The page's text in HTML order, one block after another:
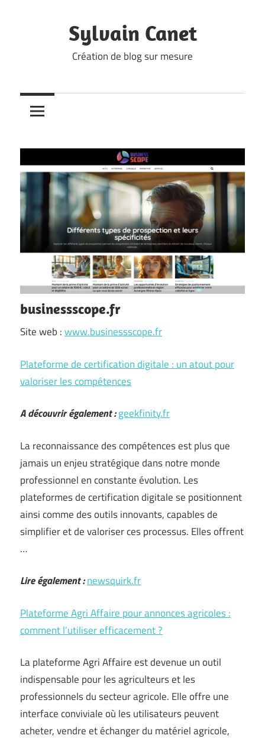
Sylvain Canet
Création de blog sur mesure
businessscope.fr
Site web :www.businessscope.fr
Plateforme de certification digitale : un atout pour
valoriser les compétences
A découvrir également :geekfinity.fr
La reconnaissance des compétences est plus que
jamais un enjeu stratégique dans notre monde
professionnel en constante évolution. Les
plateformes de certification digitale se positionnent
ainsi comme des outils innovants, capables de
simplifier et de valoriser ces processus. Elles offrent
…
Lire également :newsquirk.fr
Plateforme Agri Affaire pour annonces agricoles :
comment l’utiliser efficacement ?
La plateforme Agri Affaire est devenue un outil
indispensable pour les agriculteurs et les
professionnels du secteur agricole. Elle offre une
interface conviviale où les utilisateurs peuvent
acheter, vendre et échanger du matériel agricole,